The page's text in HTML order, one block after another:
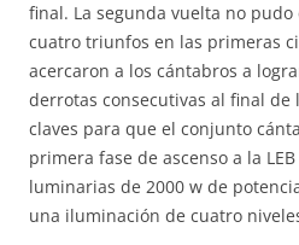
final. La segunda vuelta no
cuatro triunfos en las primeras
acercaron a los cántabros a
derrotas consecutivas al final
claves para que el conjunto
primera fase de ascenso a la
luminarias de 2000 w de
una iluminación de cuatro